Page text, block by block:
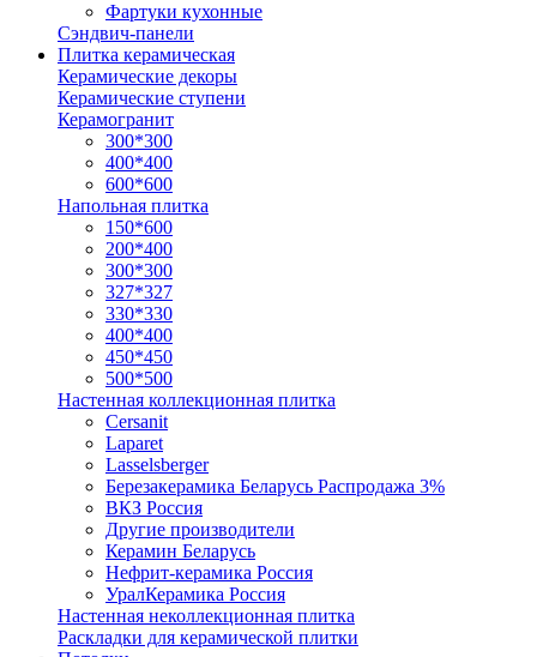
Фартуки кухонные
Сэндвич-панели
Плитка керамическая
Керамические декоры
Керамические ступени
Керамогранит
300*300
400*400
600*600
Напольная плитка
150*600
200*400
300*300
327*327
330*330
400*400
450*450
500*500
Настенная коллекционная плитка
Cersanit
Laparet
Lasselsberger
Березакерамика Беларусь Распродажа 3%
ВКЗ Россия
Другие производители
Керамин Беларусь
Нефрит-керамика Россия
УралКерамика Россия
Настенная неколлекционная плитка
Раскладки для керамической плитки